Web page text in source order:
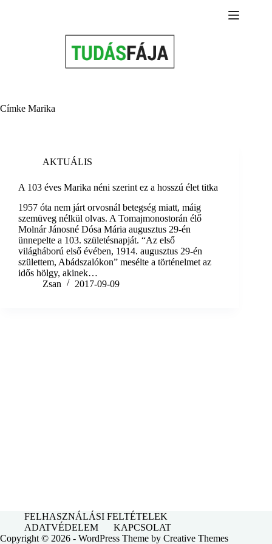
Címke Marika
AKTUÁLIS
A 103 éves Marika néni szerint ez a hosszú élet titka
1957 óta nem járt orvosnál betegség miatt, máig
szemüveg nélkül olvas. A Tomajmonostorán élő
Molnár Jánosné Dósa Mária augusztus 29-én
ünnepelte a 103. születésnapját. “Az első
világháború első évében, 1914. augusztus 29-én
születtem, Abádszalókon” mesélte a történelmet az
idős hölgy, akinek…
Zsan
2017-09-09
FELHASZNÁLÁSI FELTÉTELEK
ADATVÉDELEM
KAPCSOLAT
Copyright © 2026 - WordPress Theme by Creative Themes